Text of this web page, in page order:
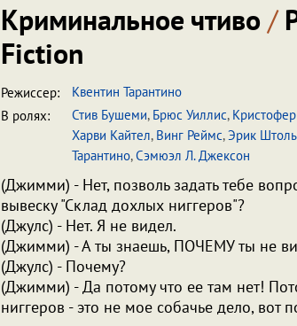
Криминальное чтиво /
Fiction
Режиссер:
Квентин Тарантино
В ролях:
Стив Бушеми, Брюс Уиллис,
Харви Кайтел, Винг Реймс,Эрик
Тарантино,Сэмюэл Л. Джексон
(Джимми) - Нет, позволь задать тебе
вывеску "Склад дохлых ниггеров"?
(Джулс) - Нет. Я не видел.
(Джимми) - А ты знаешь, ПОЧЕМУ ты не
(Джулс) - Почему?
(Джимми) - Да потому что ее там нет!
ниггеров - это не мое собачье дело, вот